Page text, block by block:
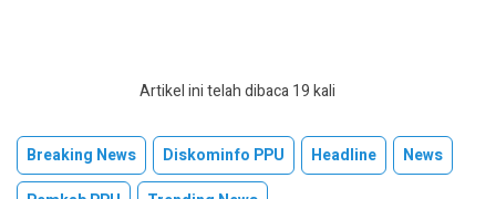
Artikel ini telah dibaca 19 kali
Breaking News Diskominfo PPU Headline
News